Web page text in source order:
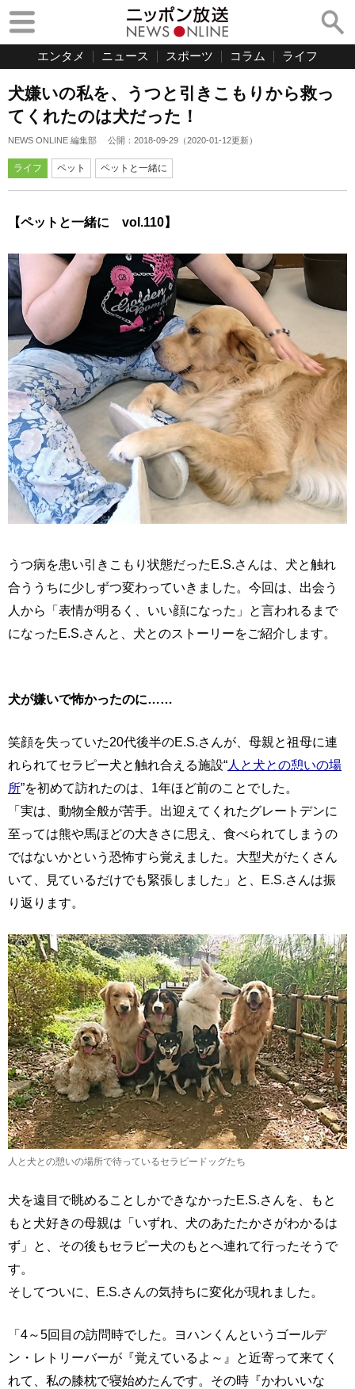
エンタメ ニュース スポーツ コラム ライフ
犬嫌いの私を、うつと引きこもりから救っ
てくれたのは犬だった！
NEWS ONLINE 編集部 公開： 2018-09-29 （2020-01-12更新）
ライフ ペット ペットと一緒に
【ペットと一緒に vol.110】
うつ病を患い引きこもり状態だったE.S.さんは、犬と触れ
合ううちに少しずつ変わっていきました。今回は、出会う
人から「表情が明るく、いい顔になった」と言われるまで
になったE.S.さんと、犬とのストーリーをご紹介します。
犬が嫌いで怖かったのに……
笑顔を失っていた20代後半のE.S.さんが、母親と祖母に連
れられてセラピー犬と触れ合える施設“ 人と犬との憩いの場
所”を初めて訪れたのは、1年ほど前のことでした。
「実は、動物全般が苦手。出迎えてくれたグレートデンに
至っては熊や馬ほどの大きさに思え、食べられてしまうの
ではないかという恐怖すら覚えました。大型犬がたくさん
いて、見ているだけでも緊張しました」と、E.S.さんは振
り返ります。
人と犬との憩いの場所で待っているセラピードッグたち
犬を遠目で眺めることしかできなかったE.S.さんを、もと
もと犬好きの母親は「いずれ、犬のあたたかさがわかるは
ず」と、その後もセラピー犬のもとへ連れて行ったそうで
す。
そしてついに、E.S.さんの気持ちに変化が現れました。
「4～5回目の訪問時でした。ヨハンくんというゴールデ
ン・レトリーバーが『覚えているよ～』と近寄って来てく
れて、私の膝枕で寝始めたんです。その時『かわいいな